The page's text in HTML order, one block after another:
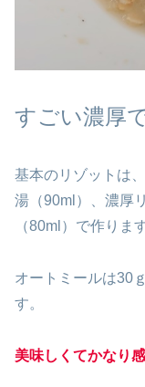
すごい濃厚
基本のリゾットは
湯（90ml）、濃厚
（80ml）で作ります
オートミールは30
す。
美味しくてかなり感